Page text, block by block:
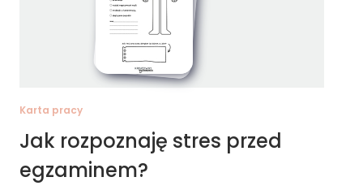
Karta pracy
Jak rozpoznaję stres przed
egzaminem?